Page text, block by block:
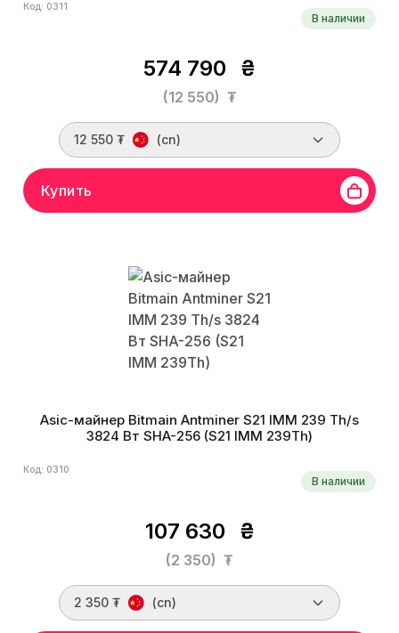
Код: 0311
В наличии
574 790 ₴
(12 550) ₮
12 550 ₮ (cn)
Купить
Asic-майнер Bitmain Antminer S21 IMM 239 Th/s
3824 Вт SHA-256 (S21 IMM 239Th)
Код: 0310
В наличии
107 630 ₴
(2 350) ₮
2 350 ₮ (cn)